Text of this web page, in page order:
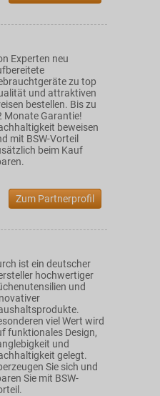
Experten neu
zu top
und attraktiven
bestellen. Bis zu
Monate Garantie!
beweisen
mit BSW-Vorteil
beim Kauf
Zum Partnerprofil
ist ein deutscher
hochwertiger
und
viel Wert wird
funktionales Design,
und
gelegt.
Sie sich und
Sie mit BSW-